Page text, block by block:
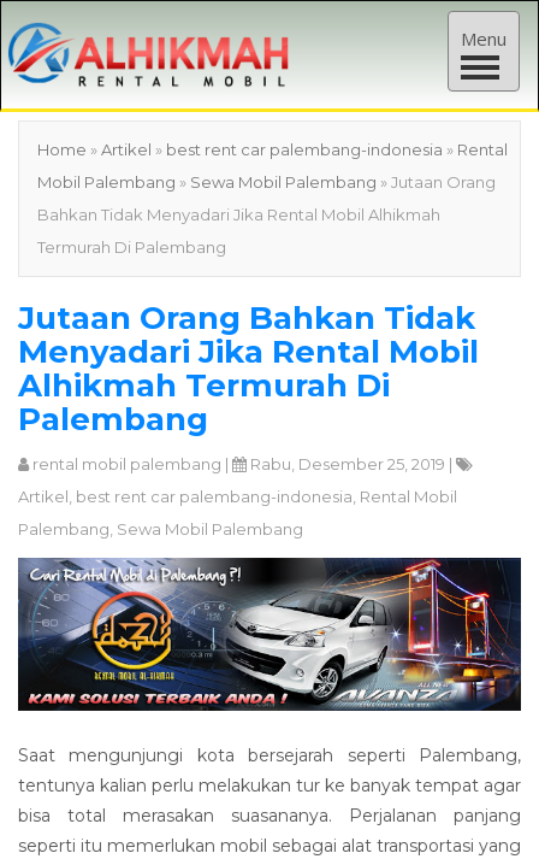
T
o
g
i
g
i
Menu
Home »Artikel » best rent car palembang-indonesia » Rental
Mobil Palembang » Sewa Mobil Palembang » Jutaan Orang
Bahkan Tidak Menyadari Jika Rental Mobil Alhikmah
Termurah Di Palembang
Jutaan Orang Bahkan Tidak
Menyadari Jika Rental Mobil
Alhikmah Termurah Di
Palembang
rental mobil palembang |
Rabu, Desember 25, 2019 |
Artikel best rent car palembang-indonesia Rental Mobil
Palembang Sewa Mobil Palembang
Saat mengunjungi kota bersejarah seperti Palembang,
tentunya kalian perlu melakukan tur ke banyak tempat agar
bisa total merasakan suasananya. Perjalanan panjang
seperti itu memerlukan mobil sebagai alat transportasi yang